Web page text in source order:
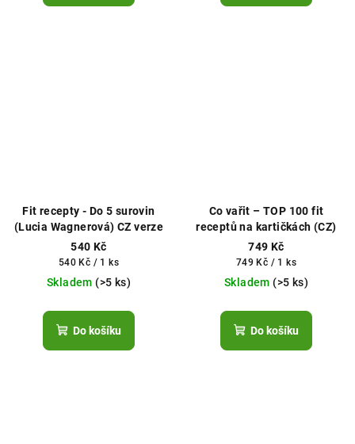
Fit recepty - Do 5 surovin
(Lucia Wagnerová) CZ verze
540 Kč
Měrná
cena:
540 Kč / 1 ks
Skladem (>5 ks)
Do košíku
Co vařit – TOP 100 fit
receptů na kartičkách (CZ)
749 Kč
Měrná
cena:
749 Kč / 1 ks
Skladem (>5 ks)
Do košíku